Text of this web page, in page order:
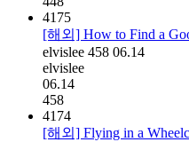
4175
[해외] How to Find a
elvislee 458 06.14
elvislee
06.14
458
4174
[해외] Flying in a